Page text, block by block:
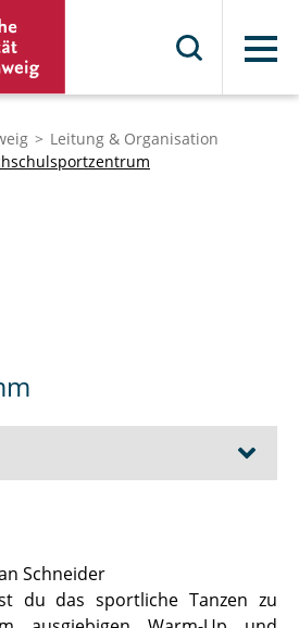
Menü
Leitung & Organisation
Schneider
du das sportliche Tanzen zu